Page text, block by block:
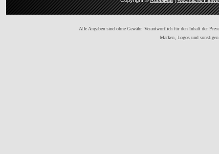
Alle Angaben sind ohne Gewähr. Verantwortlich für den Inhalt der
Marken, Logos und